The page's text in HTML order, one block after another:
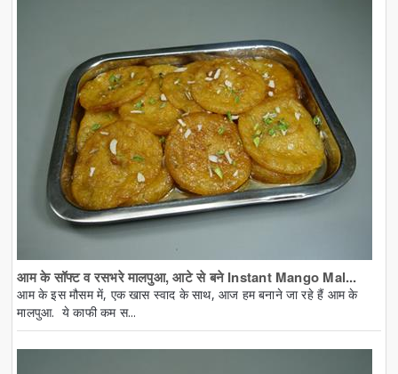
आम के सॉफ्ट व रसभरे मालपुआ, आटे से बने Instant Mango Mal...
आम के इस मौसम में, एक खास स्वाद के साथ, आज हम बनाने जा रहे हैं आम के
मालपुआ. ये काफी कम स...